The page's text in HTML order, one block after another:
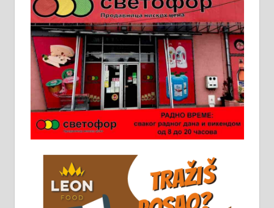
Пружам услуге завршних радова
у грађевини, хидроизолације и
молерских радова. 061/25-28-058
Ало таксију потребан возач са Б
категоријом. 064/02-85-511
Потребна два радника за рад на
стоваришту „Липа промет” у
Алексинцу. За више
информација доћи лично на
стовариште у улици Максима
Горког 26 сваког радног дана од
8 до 15 часова. 063/465-045